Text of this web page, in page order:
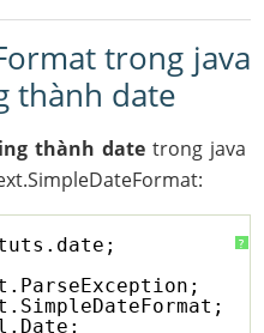
trong java
thành date
thành datetrong java
?